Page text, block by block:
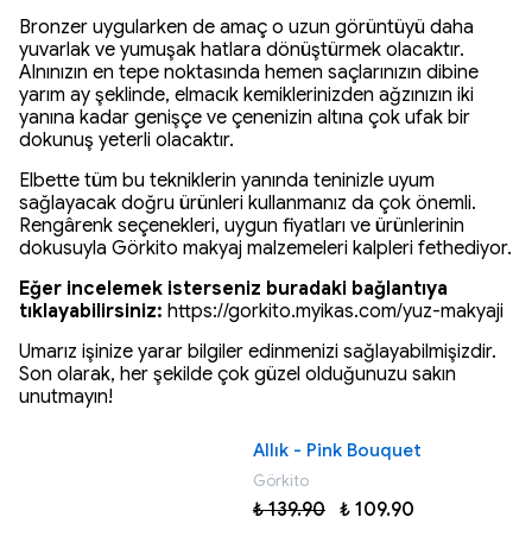
Bronzer uygularken de amaç o uzun görüntüyü daha
yuvarlak ve yumuşak hatlara dönüştürmek olacaktır.
Alnınızın en tepe noktasında hemen saçlarınızın dibine
yarım ay şeklinde, elmacık kemiklerinizden ağzınızın iki
yanına kadar genişçe ve çenenizin altına çok ufak bir
dokunuş yeterli olacaktır.
Elbette tüm bu tekniklerin yanında teninizle uyum
sağlayacak doğru ürünleri kullanmanız da çok önemli.
Rengârenk seçenekleri, uygun fiyatları ve ürünlerinin
dokusuyla Görkito makyaj malzemeleri kalpleri fethediyor.
Eğer incelemek isterseniz buradaki bağlantıya
tıklayabilirsiniz: https://gorkito.myikas.com/yuz-makyaji
Umarız işinize yarar bilgiler edinmenizi sağlayabilmişizdir.
Son olarak, her şekilde çok güzel olduğunuzu sakın
unutmayın!
Allık - Pink Bouquet
Görkito
₺ 139.90 ₺ 109.90